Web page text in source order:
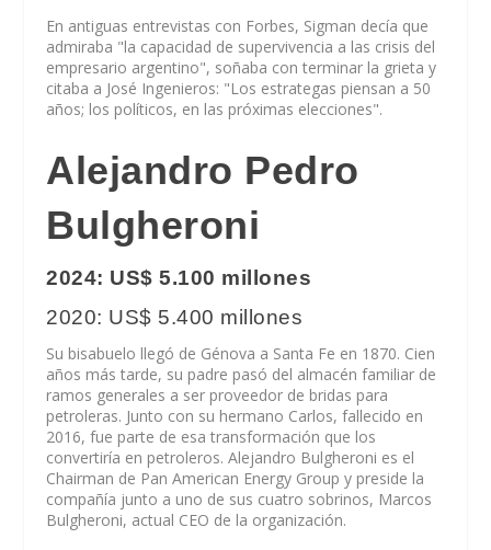
En antiguas entrevistas con Forbes, Sigman decía que
admiraba "la capacidad de supervivencia a las crisis del
empresario argentino", soñaba con terminar la grieta y
citaba a José Ingenieros: "Los estrategas piensan a 50
años; los políticos, en las próximas elecciones".
Alejandro Pedro
Bulgheroni
2024: US$ 5.100 millones
2020: US$ 5.400 millones
Su bisabuelo llegó de Génova a Santa Fe en 1870. Cien
años más tarde, su padre pasó del almacén familiar de
ramos generales a ser proveedor de bridas para
petroleras. Junto con su hermano Carlos, fallecido en
2016, fue parte de esa transformación que los
convertiría en petroleros. Alejandro Bulgheroni es el
Chairman de Pan American Energy Group y preside la
compañía junto a uno de sus cuatro sobrinos, Marcos
Bulgheroni, actual CEO de la organización.